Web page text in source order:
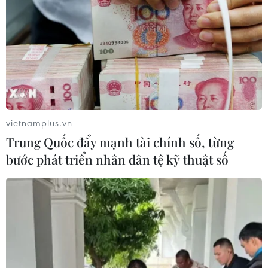
The Odyssey “độc chiếm”
IMAX, fan ngậm ngùi vì
Spider-Man 4 không có
suất
24/07/2026 04:09
TP Hồ Chí Minh: Khai mạc
Tuần phim kỷ niệm 79 năm
Ngày Thương binh-Liệt sỹ
22/07/2026 11:29
Nguyên mẫu thuyền chiến
gây chú ý trong "bom tấn"
The Odyssey
"Nghỉ hè sợ nghỉ hưu":
Phim gia đình xúc động
gắn kết ông cháu cựu
chiến binh
22/07/2026 03:57
vietnamplus.vn
Trung Quốc đẩy mạnh tài chính số, từng
bước phát triển nhân dân tệ kỹ thuật số